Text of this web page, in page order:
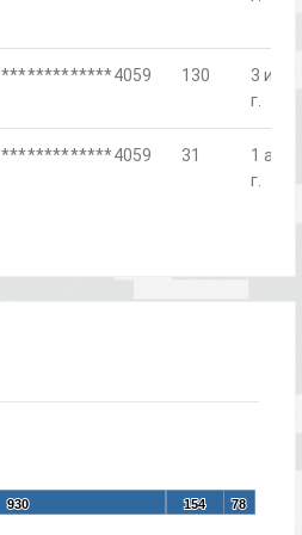
*************4059 130
3
г.
*************4059 31
1 авг.
г.
930
930 154
154 78
78